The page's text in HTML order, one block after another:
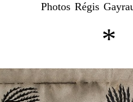
Photos Régis
*